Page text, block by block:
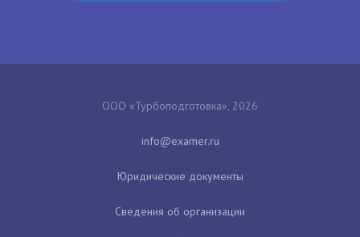
ООО «Турбоподготовка», 2026
Юридические документы
Сведения об организации